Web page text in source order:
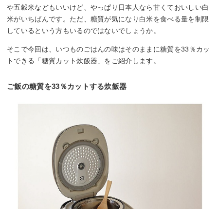
や五穀米などもいいけど、やっぱり日本人なら甘くておいしい白
米がいちばんです。ただ、糖質が気になり白米を食べる量を制限
しているという方もいるのではないでしょうか。
そこで今回は、いつものごはんの味はそのままに糖質を33％カッ
トできる「糖質カット炊飯器」をご紹介します。
ご飯の糖質を33％カットする炊飯器